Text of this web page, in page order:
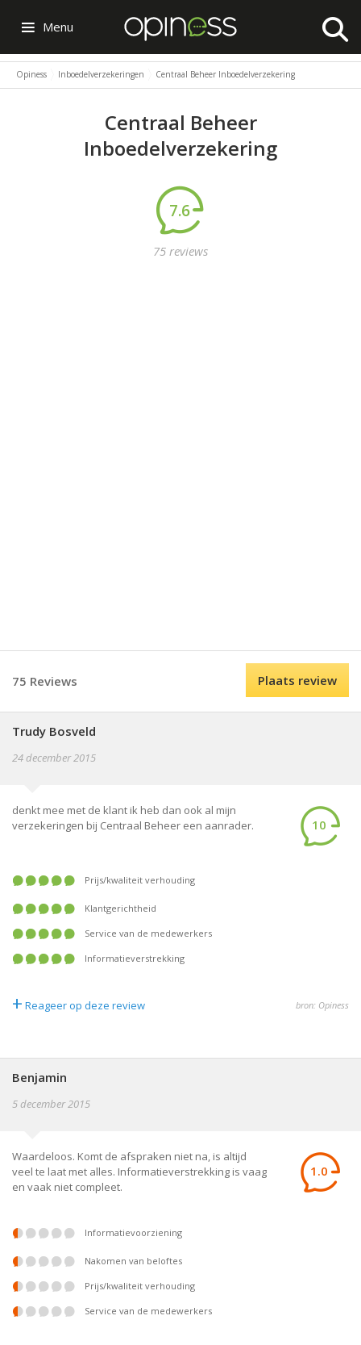
Menu
Opiness Inboedelverzekeringen Centraal Beheer Inboedelverzekering
Centraal Beheer
Inboedelverzekering
7.6
75 reviews
75 Reviews Plaats review
Trudy Bosveld
24 december 2015
denkt mee met de klant ik heb dan ook al mijn
verzekeringen bij Centraal Beheer een aanrader.
10
prijs/kwaliteit verhouding
klantgerichtheid
service van de medewerkers
informatieverstrekking
+ Reageer op deze review bron: Opiness
Benjamin
5 december 2015
Waardeloos. Komt de afspraken niet na, is altijd
veel te laat met alles. Informatieverstrekking is vaag
en vaak niet compleet.
1.0
informatievoorziening
nakomen van beloftes
prijs/kwaliteit verhouding
service van de medewerkers